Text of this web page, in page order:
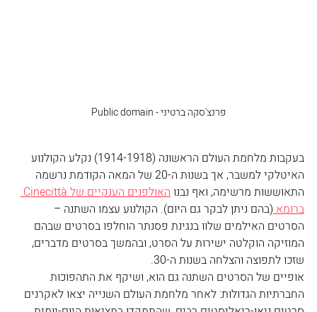
פרנצ'סקה ברטיני - Public domain
בעקבות מלחמת העולם הראשונה (1914-1918) נקלע הקולנוע
האיטלקי למשבר, אך בשנות ה-20 של המאה הקודמת נרשמה
התאוששות מרשימה, ואף נבנו
ברומא (בהם ניתן לבקר גם היום). הקולנוע עצמו השתנה –
הסרטים האילמים שלוו בנגינת פסנתר הוחלפו בסרטים שבהם
המוזיקה הוקלטה ישירות על הסרט, ובהמשך בסרטים מדברים,
שזכו לתפוצה והצלחה בשנות ה-30.
אופיים של הסרטים השתנה גם הוא, ושיקף את התהפוכות
החברתיות הגדולות: לאחר מלחמת העולם השנייה יצאו לאקרנים